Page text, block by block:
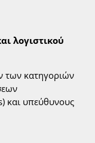
λογιστικού
των κατηγοριών
και υπεύθυνους